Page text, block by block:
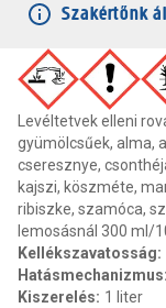
Szakértőnk
Levéltetvek elleni
gyümölcsűek, alma,
cseresznye,
kajszi, köszméte,
ribiszke, szamóca,
lemosásnál 300 ml/
Kellékszavatosság:
Hatásmechanizmus:
Kiszerelés: 1 liter